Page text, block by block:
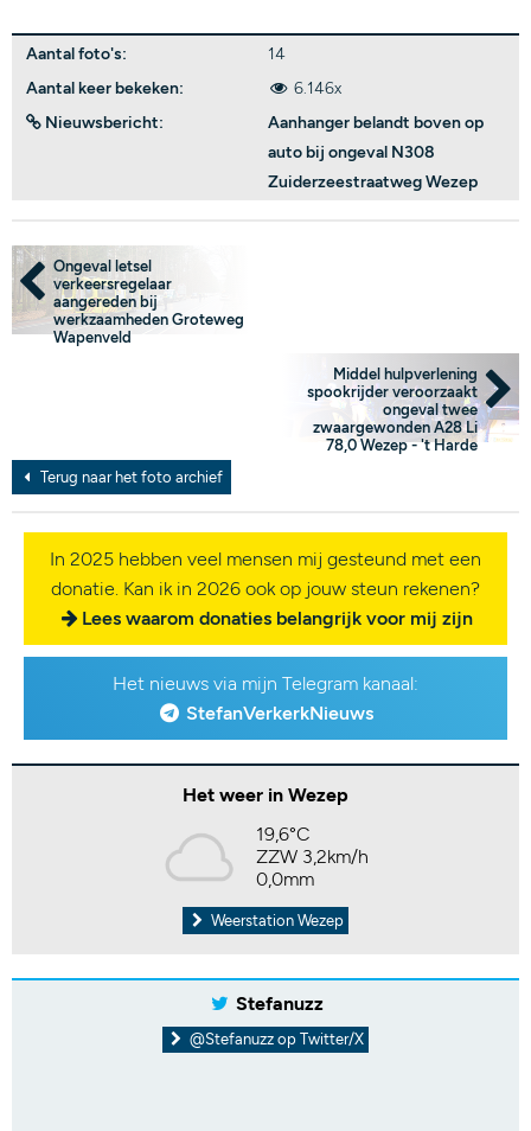
Aantal foto's:
14
Aantal keer bekeken:
6.146x
Nieuwsbericht:
Aanhanger belandt boven op
auto bij ongeval N308
Zuiderzeestraatweg Wezep
Ongeval letsel
verkeersregelaar
aangereden bij
werkzaamheden Groteweg
Wapenveld
Middel hulpverlening
spookrijder veroorzaakt
ongeval twee
zwaargewonden A28 Li
78,0 Wezep - 't Harde
Terug naar het foto archief
In 2025 hebben veel mensen mij gesteund met een
donatie. Kan ik in 2026 ook op jouw steun rekenen?
Lees waarom donaties belangrijk voor mij zijn
Het nieuws via mijn Telegram kanaal:
StefanVerkerkNieuws
Het weer in Wezep
19,6°C
ZZW 3,2km/h
0,0mm
Weerstation Wezep
Stefanuzz
@Stefanuzz op Twitter/X